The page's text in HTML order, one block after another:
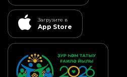
Загрузите в
App Store